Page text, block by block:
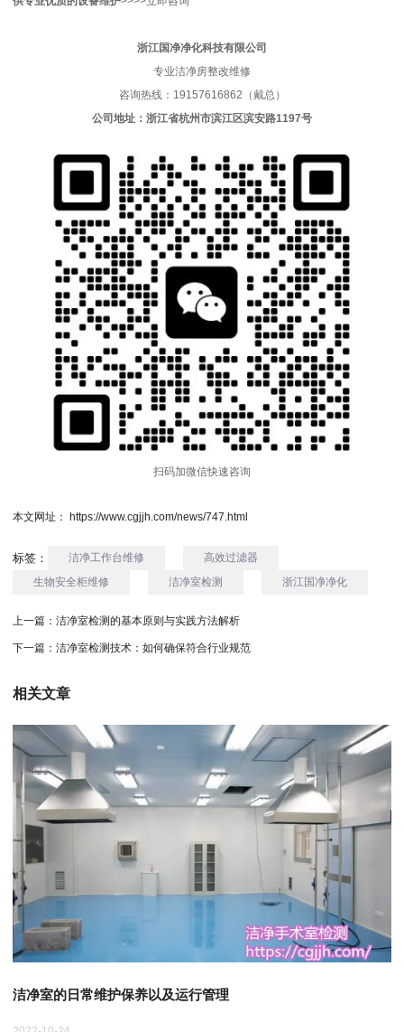
浙江国净净化科技有限公司
专业洁净房整改维修
咨询热线：19157616862（戴总）
公司地址：浙江省杭州市滨江区滨安路1197号
扫码加微信快速咨询
本文网址： https://www.cgjjh.com/news/747.html
标签： 洁净工作台维修
高效过滤器
生物安全柜维修
洁净室检测 浙江国净净化
上一篇： 洁净室检测的基本原则与实践方法解析
下一篇： 洁净室检测技术：如何确保符合行业规范
相关文章
洁净室的日常维护保养以及运行管理